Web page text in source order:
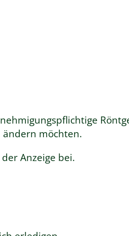
möchten.
Anzeige bei.